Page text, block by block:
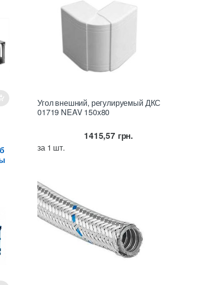
Угол внешний, регулируемый ДКС
01719 NEAV 150x80
1415,57 грн.
за 1 шт.